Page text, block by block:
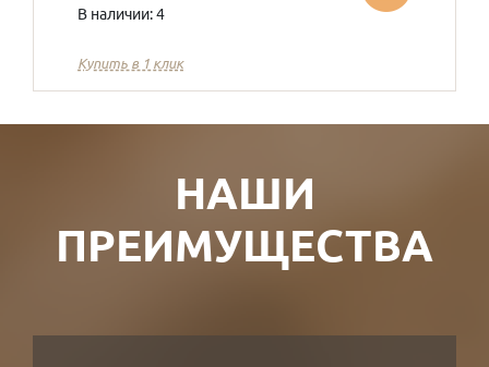
В наличии: 4
Купить в 1 клик
НАШИ
ПРЕИМУЩЕСТВА